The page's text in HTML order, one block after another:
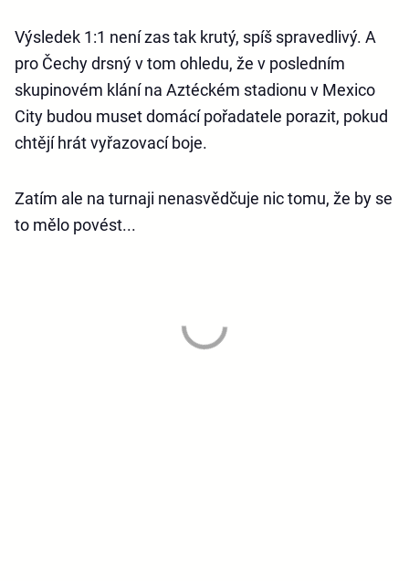
Výsledek 1:1 není zas tak krutý, spíš spravedlivý. A
pro Čechy drsný v tom ohledu, že v posledním
skupinovém klání na Aztéckém stadionu v Mexico
City budou muset domácí pořadatele porazit, pokud
chtějí hrát vyřazovací boje.
Zatím ale na turnaji nenasvědčuje nic tomu, že by se
to mělo povést...